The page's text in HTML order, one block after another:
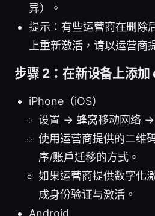
异）。
提示：有些运营商在删除
上重新激活，请以运营商
步骤 2：在新设备上添加
iPhone（iOS）
设置 → 蜂窝移动网络 →
使用运营商提供的二维
序/账户迁移的方式。
如果运营商提供数字化
成身份验证与激活。
Android